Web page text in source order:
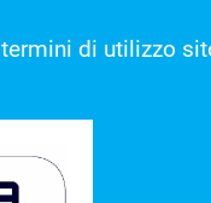
di utilizzo